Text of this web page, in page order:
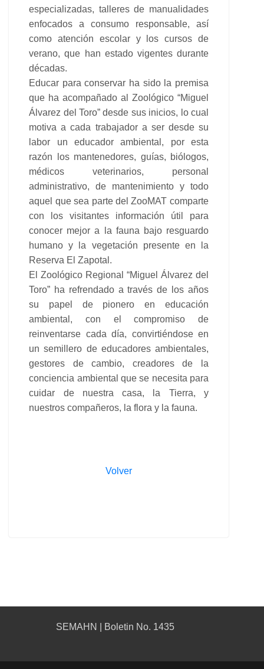
especializadas, talleres de manualidades
enfocados a consumo responsable, así
como atención escolar y los cursos de
verano, que han estado vigentes durante
décadas.
Educar para conservar ha sido la premisa
que ha acompañado al Zoológico “Miguel
Álvarez del Toro” desde sus inicios, lo cual
motiva a cada trabajador a ser desde su
labor un educador ambiental, por esta
razón los mantenedores, guías, biólogos,
médicos veterinarios, personal
administrativo, de mantenimiento y todo
aquel que sea parte del ZooMAT comparte
con los visitantes información útil para
conocer mejor a la fauna bajo resguardo
humano y la vegetación presente en la
Reserva El Zapotal.
El Zoológico Regional “Miguel Álvarez del
Toro” ha refrendado a través de los años
su papel de pionero en educación
ambiental, con el compromiso de
reinventarse cada día, convirtiéndose en
un semillero de educadores ambientales,
gestores de cambio, creadores de la
conciencia ambiental que se necesita para
cuidar de nuestra casa, la Tierra, y
nuestros compañeros, la flora y la fauna.
Volver
SEMAHN | Boletin No. 1435